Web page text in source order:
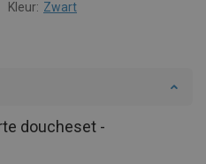
Kleur: Zwart
doucheset -